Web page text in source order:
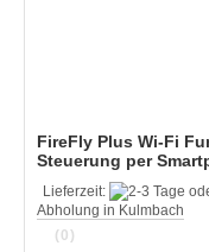
FireFly Plus Wi-Fi
Steuerung per
Lieferzeit:
Abholung in Kulmbach
(0)